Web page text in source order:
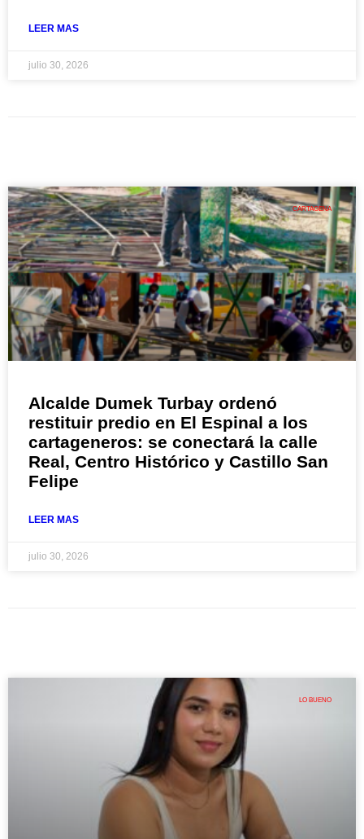
LEER MAS
julio 30, 2026
CARTAGENA
Alcalde Dumek Turbay ordenó
restituir predio en El Espinal a los
cartageneros: se conectará la calle
Real, Centro Histórico y Castillo San
Felipe
LEER MAS
julio 30, 2026
LO BUENO